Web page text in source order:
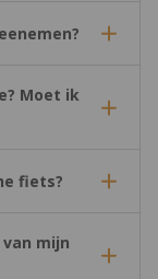
Moet ik
fiets?
mijn